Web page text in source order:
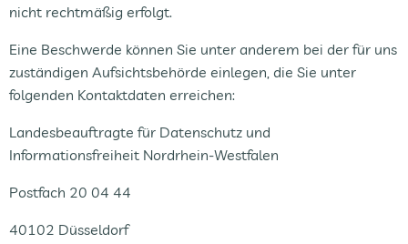
nicht rechtmäßig erfolgt.
Eine Beschwerde können Sie unter anderem bei der für uns
zuständigen Aufsichtsbehörde einlegen, die Sie unter
folgenden Kontaktdaten erreichen:
Landesbeauftragte für Datenschutz und
Informationsfreiheit Nordrhein-Westfalen
Postfach 20 04 44
40102 Düsseldorf